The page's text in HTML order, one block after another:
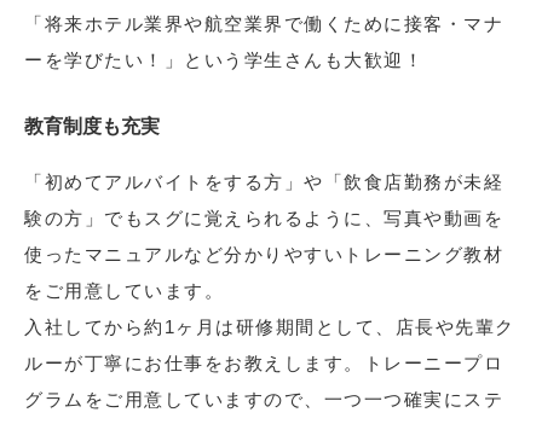
「将来ホテル業界や航空業界で働くために接客・マナ
ーを学びたい！」という学生さんも大歓迎！
教育制度も充実
「初めてアルバイトをする方」や「飲食店勤務が未経
験の方」でもスグに覚えられるように、写真や動画を
使ったマニュアルなど分かりやすいトレーニング教材
をご用意しています。
入社してから約1ヶ月は研修期間として、店長や先輩ク
ルーが丁寧にお仕事をお教えします。トレーニープロ
グラムをご用意していますので、一つ一つ確実にステ